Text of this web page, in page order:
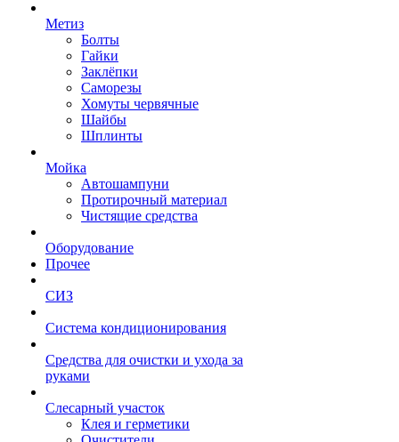
Метиз
Болты
Гайки
Заклёпки
Саморезы
Хомуты червячные
Шайбы
Шплинты
Мойка
Автошампуни
Протирочный материал
Чистящие средства
Оборудование
Прочее
СИЗ
Система кондиционирования
Средства для очистки и ухода за
руками
Слесарный участок
Клея и герметики